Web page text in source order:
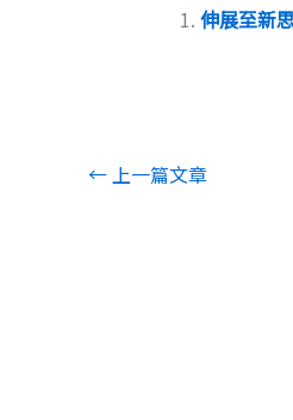
伸展至新
← 上一篇文章